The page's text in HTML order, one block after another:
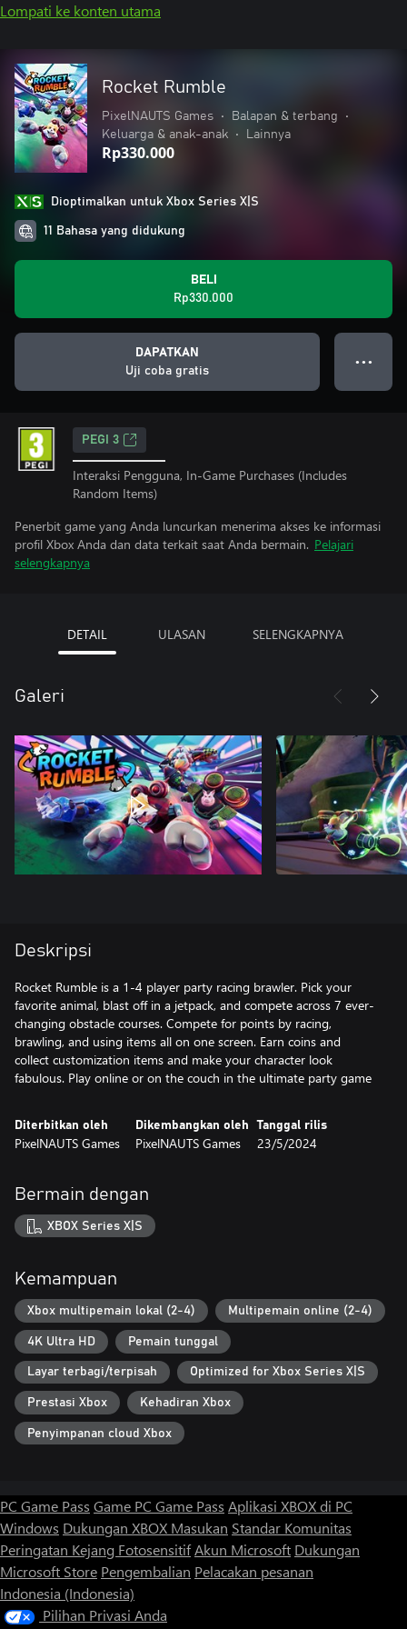
Lompati ke konten utama
Rocket Rumble
PixelNAUTS Games • Balapan & terbang
•
Keluarga & anak-anak
• Lainnya
Rp330.000
Dioptimalkan untuk Xbox Series X|S
11 Bahasa yang didukung
BELI
Rp330.000
DAPATKAN
Uji coba gratis
● ● ●
PEGI 3
Interaksi Pengguna, In-Game Purchases (Includes
Random Items)
Penerbit game yang Anda luncurkan menerima akses ke informasi
profil Xbox Anda dan data terkait saat Anda bermain. Pelajari
selengkapnya
DETAIL ULASAN SELENGKAPNYA
Galeri
Deskripsi
Rocket Rumble is a 1-4 player party racing brawler. Pick your
favorite animal, blast off in a jetpack, and compete across 7 ever-
changing obstacle courses. Compete for points by racing,
brawling, and using items all on one screen. Earn coins and
collect customization items and make your character look
fabulous. Play online or on the couch in the ultimate party game
Diterbitkan oleh
PixelNAUTS Games
Dikembangkan oleh
PixelNAUTS Games
Tanggal rilis
23/5/2024
Bermain dengan
XBOX Series X|S
Kemampuan
Xbox multipemain lokal (2-4) Multipemain online (2-4)
4K Ultra HD Pemain tunggal
Layar terbagi/terpisah Optimized for Xbox Series X|S
Prestasi Xbox Kehadiran Xbox
Penyimpanan cloud Xbox
PC Game Pass Game PC Game Pass Aplikasi XBOX di PC
Windows Dukungan XBOX Masukan Standar Komunitas
Peringatan Kejang FotosensitifAkun Microsoft Dukungan
Microsoft Store Pengembalian Pelacakan pesanan
Indonesia (Indonesia)
Pilihan Privasi Anda